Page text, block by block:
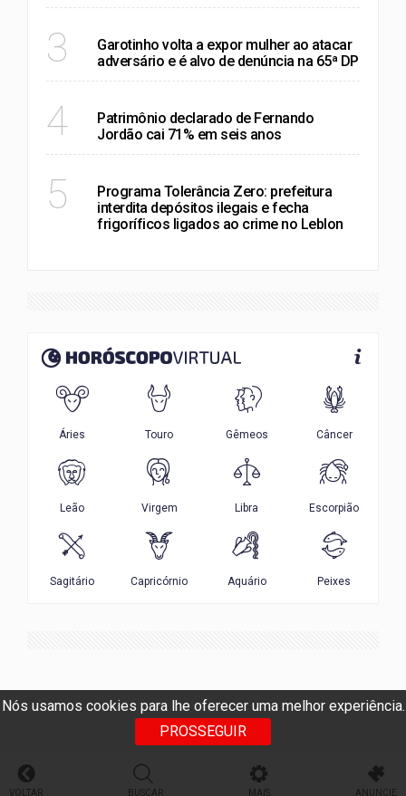
Nós usamos cookies para lhe oferecer uma melhor experiência.
PROSSEGUIR
3
Garotinho volta a expor mulher ao atacar
adversário e é alvo de denúncia na 65ª DP
4
Patrimônio declarado de Fernando
Jordão cai 71% em seis anos
5
Programa Tolerância Zero: prefeitura
interdita depósitos ilegais e fecha
frigoríficos ligados ao crime no Leblon
VOLTAR BUSCAR MAIS ANUNCIE